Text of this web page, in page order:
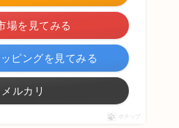
場を見てみる
ピングを見てみる
メルカリ
ポチップ